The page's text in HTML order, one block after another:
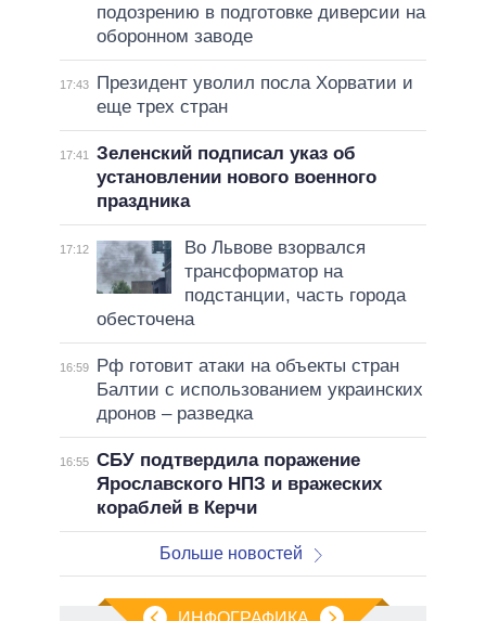
подозрению в подготовке диверсии на
оборонном заводе
17:43
Президент уволил посла Хорватии и
еще трех стран
17:41
Зеленский подписал указ об
установлении нового военного
праздника
17:12
Во Львове взорвался
трансформатор на
подстанции, часть города
обесточена
16:59
Рф готовит атаки на объекты стран
Балтии с использованием украинских
дронов – разведка
16:55 СБУ подтвердила поражение
Ярославского НПЗ и вражеских
кораблей в Керчи
Больше новостей